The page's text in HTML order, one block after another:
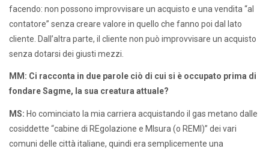
facendo: non possono improvvisare un acquisto e una vendita “al
contatore” senza creare valore in quello che fanno poi dal lato
cliente. Dall’altra parte, il cliente non può improvvisare un acquisto
senza dotarsi dei giusti mezzi.
MM: Ci racconta in due parole ciò di cui si è occupato prima di
fondare Sagme, la sua creatura attuale?
MS: Ho cominciato la mia carriera acquistando il gas metano dalle
cosiddette “cabine di REgolazione e MIsura (o REMI)” dei vari
comuni delle città italiane, quindi era semplicemente una